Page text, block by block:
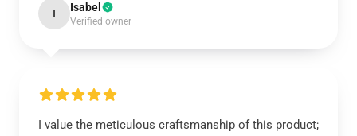
I Isabel
Verified owner
I value the meticulous craftsmanship of this product;